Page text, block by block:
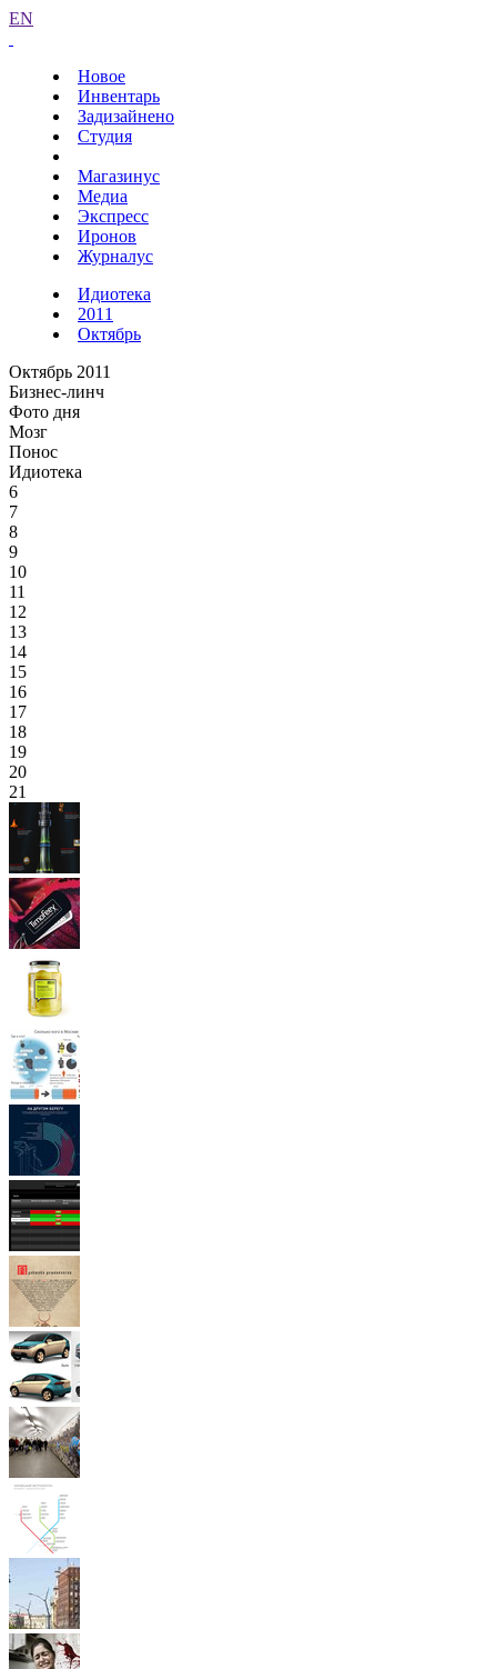
EN
Новое
Инвентарь
Задизайнено
Студия
Магазинус
Медиа
Экспресс
Иронов
Журналус
Идиотека
2011
Октябрь
Октябрь 2011
Бизнес-линч
Фото дня
Мозг
Понос
Идиотека
6
7
8
9
10
11
12
13
14
15
16
17
18
19
20
21